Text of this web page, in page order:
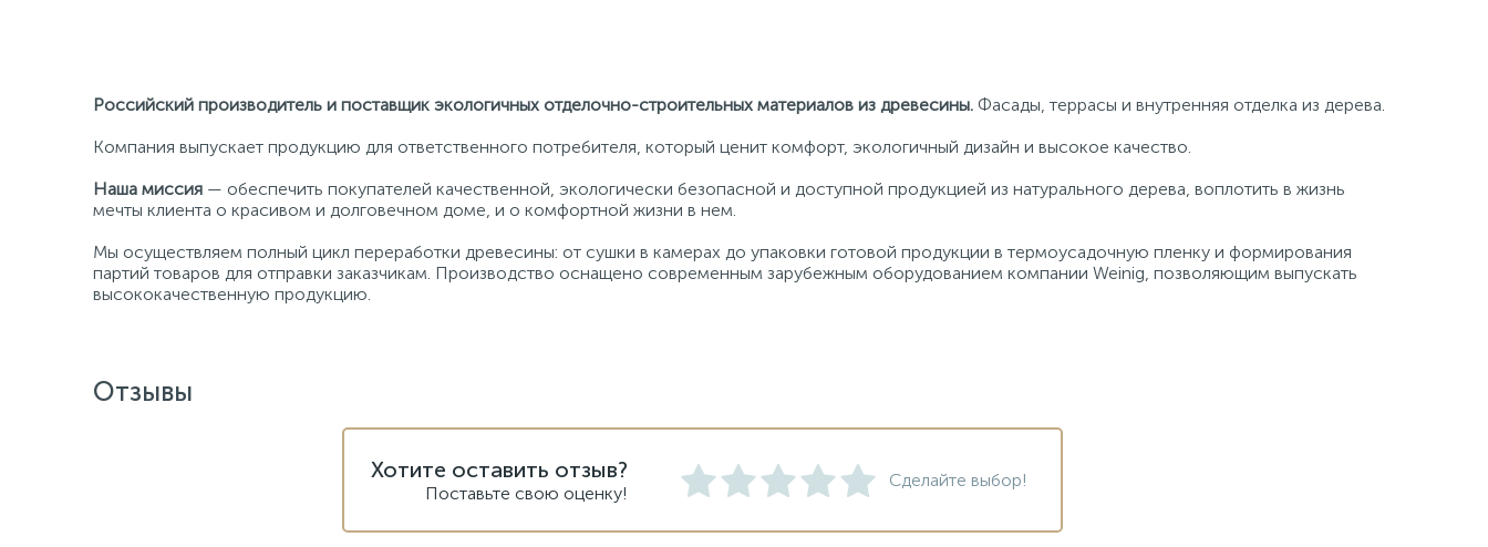
Российский производитель и поставщик экологичных отделочно-строительных материалов из древесины. Фасады, террасы и внутренняя отделка из дерева.
Компания выпускает продукцию для ответственного потребителя, который ценит комфорт, экологичный дизайн и высокое качество.
Наша миссия — обеспечить покупателей качественной, экологически безопасной и доступной продукцией из натурального дерева, воплотить в жизнь
мечты клиента о красивом и долговечном доме, и о комфортной жизни в нем.
Мы осуществляем полный цикл переработки древесины: от сушки в камерах до упаковки готовой продукции в термоусадочную пленку и формирования
партий товаров для отправки заказчикам. Производство оснащено современным зарубежным оборудованием компании Weinig, позволяющим выпускать
высококачественную продукцию.
Отзывы
Хотите оставить отзыв?
Поставьте свою оценку!
Сделайте выбор!